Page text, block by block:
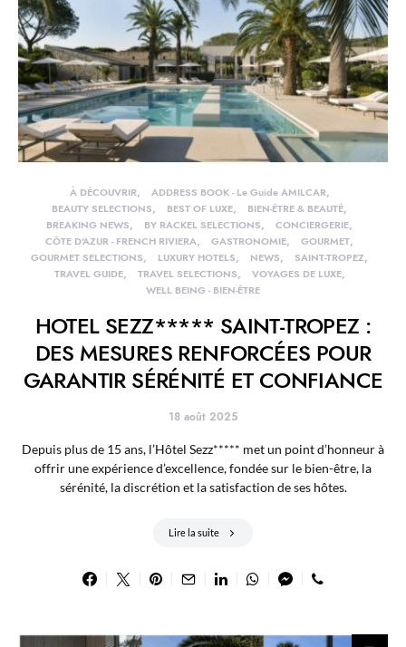
À DÉCOUVRIR
ADDRESS BOOK - Le Guide AMILCAR
BEAUTY SELECTIONS
BEST OF LUXE
BIEN-ÊTRE & BEAUTÉ
BREAKING NEWS
BY RACKEL SELECTIONS
CONCIERGERIE
CÔTE D'AZUR - FRENCH RIVIERA
GASTRONOMIE
GOURMET
GOURMET SELECTIONS
LUXURY HOTELS NEWS
SAINT-TROPEZ
TRAVEL GUIDE
TRAVEL SELECTIONS
VOYAGES DE LUXE
WELL BEING - BIEN-ÊTRE
HOTEL SEZZ***** SAINT-TROPEZ :
DES MESURES RENFORCÉES POUR
GARANTIR SÉRÉNITÉ ET CONFIANCE
18 août 2025
Depuis plus de 15 ans, l’Hôtel Sezz***** met un point d’honneur à
offrir une expérience d’excellence, fondée sur le bien-être, la
sérénité, la discrétion et la satisfaction de ses hôtes.
Lire la suite